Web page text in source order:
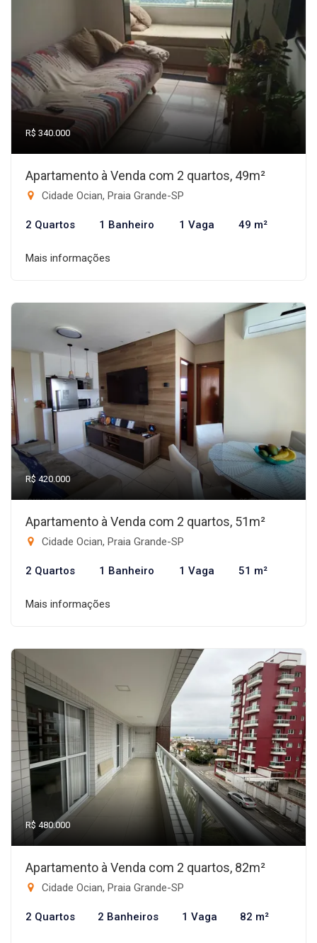
R$ 340.000
Apartamento à Venda com 2 quartos, 49m²
Cidade Ocian, Praia Grande-SP
2 Quartos 1 Banheiro 1 Vaga 49 m²
Mais informações
R$ 420.000
Apartamento à Venda com 2 quartos, 51m²
Cidade Ocian, Praia Grande-SP
2 Quartos 1 Banheiro 1 Vaga 51 m²
Mais informações
R$ 480.000
Apartamento à Venda com 2 quartos, 82m²
Cidade Ocian, Praia Grande-SP
2 Quartos 2 Banheiros 1 Vaga 82 m²